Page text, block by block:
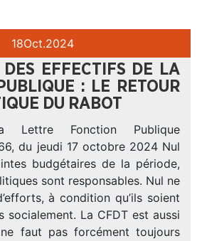
18Oct.2024
DES EFFECTIFS DE LA
: LE RETOUR
DU RABOT
Lettre Fonction Publique
du jeudi 17 octobre 2024 Nul
budgétaires de la période,
sont responsables. Nul ne
à condition qu’ils soient
socialement. La CFDT est aussi
ne faut pas forcément toujours